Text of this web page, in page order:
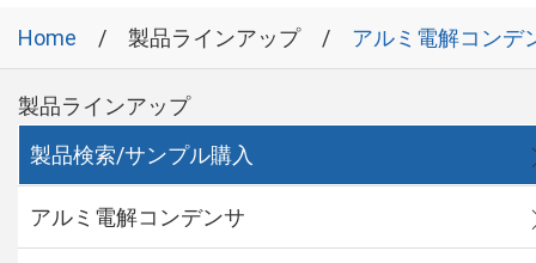
Home 製品ラインアップ アルミ電解コンデ
製品ラインアップ
製品検索/サンプル購入
アルミ電解コンデンサ